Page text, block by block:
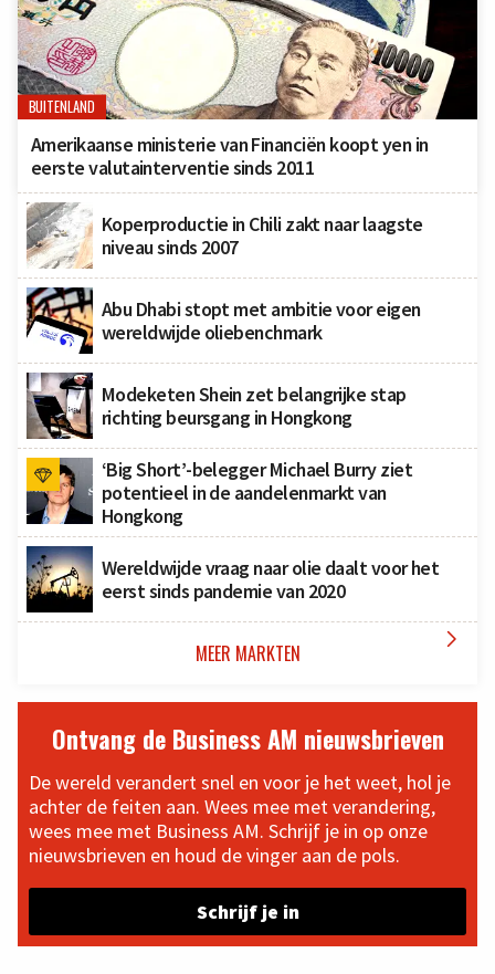
BUITENLAND
Amerikaanse ministerie van Financiën koopt yen in
eerste valutainterventie sinds 2011
Koperproductie in Chili zakt naar laagste
niveau sinds 2007
Abu Dhabi stopt met ambitie voor eigen
wereldwijde oliebenchmark
Modeketen Shein zet belangrijke stap
richting beursgang in Hongkong
‘Big Short’-belegger Michael Burry ziet
potentieel in de aandelenmarkt van
Hongkong
Wereldwijde vraag naar olie daalt voor het
eerst sinds pandemie van 2020
MEER MARKTEN 
Ontvang de Business AM nieuwsbrieven
De wereld verandert snel en voor je het weet, hol je
achter de feiten aan. Wees mee met verandering,
wees mee met Business AM. Schrijf je in op onze
nieuwsbrieven en houd de vinger aan de pols.
Schrijf je in